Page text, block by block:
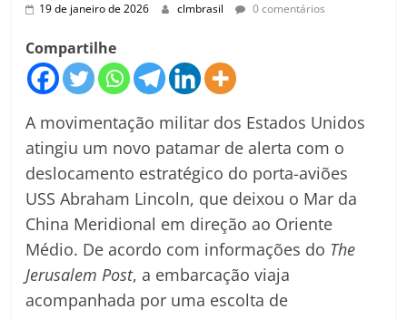
19 de janeiro de 2026 clmbrasil 0 comentários
Compartilhe
A movimentação militar dos Estados Unidos
atingiu um novo patamar de alerta com o
deslocamento estratégico do porta-aviões
USS Abraham Lincoln, que deixou o Mar da
China Meridional em direção ao Oriente
Médio. De acordo com informações do The
Jerusalem Post, a embarcação viaja
acompanhada por uma escolta de